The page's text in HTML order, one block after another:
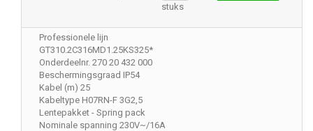
stuks
Professionele lijn
GT310.2C316MD1.25KS325*
Onderdeelnr. 270 20 432 000
Beschermingsgraad IP54
Kabel (m) 25
Kabeltype H07RN-F 3G2,5
Lentepakket - Spring pack
Nominale spanning 230V~/16A